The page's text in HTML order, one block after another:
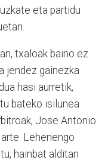
eta partidu
txaloak baino ez
jendez gainezka
hasi aurretik,
bateko isilunea
Jose Antonio
Lehenengo
hainbat alditan